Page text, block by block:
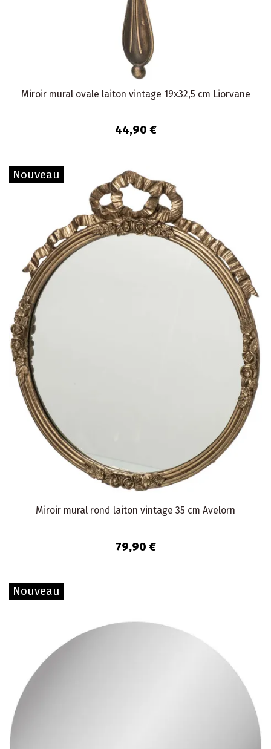
Miroir mural ovale laiton vintage 19x32,5 cm Liorvane
44,90 €
Nouveau
Miroir mural rond laiton vintage 35 cm Avelorn
79,90 €
Nouveau